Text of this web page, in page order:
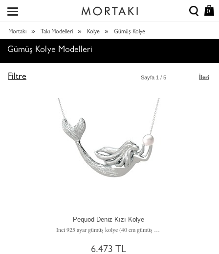
0
Mortakı » Takı Modelleri » Kolye » Gümüş Kolye
Gümüş Kolye Modelleri
Filtre İleri
Sayfa 1 / 5
Pequod Deniz Kızı Kolye
6.473 TL